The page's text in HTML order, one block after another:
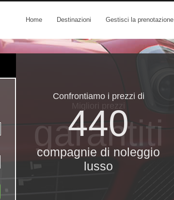
Home Destinazioni Gestisci la prenotazione
Confrontiamo i prezzi di
440
compagnie di noleggio
lusso
Migliori prezzi
garantiti